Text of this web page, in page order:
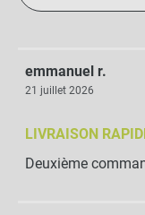
emmanuel r.
21 juillet 2026
LIVRAISON
Deuxième